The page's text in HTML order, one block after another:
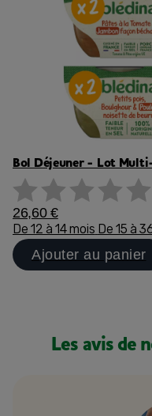
Bol Déjeuner - Lot
26,60 €
De 12 à 14 mois De 15 à
Ajouter au panier
Les avis de